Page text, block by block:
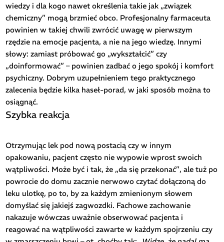
wiedzy i dla kogo nawet określenia takie jak „związek
chemiczny” mogą brzmieć obco. Profesjonalny farmaceuta
powinien w takiej chwili zwrócić uwagę w pierwszym
rzędzie na emocje pacjenta, a nie na jego wiedzę. Innymi
słowy: zamiast próbować go „wykształcić” czy
„doinformować” – powinien zadbać o jego spokój i komfort
psychiczny. Dobrym uzupełnieniem tego praktycznego
zalecenia będzie kilka haseł-porad, w jaki sposób można to
osiągnąć.
Szybka reakcja
Otrzymując lek pod nową postacią czy w innym
opakowaniu, pacjent często nie wypowie wprost swoich
wątpliwości. Może być i tak, że „da się przekonać”, ale tuż po
powrocie do domu zacznie nerwowo czytać dołączoną do
leku ulotkę, po to, by za każdym zmienionym słowem
domyślać się jakiejś zagwozdki. Fachowe zachowanie
nakazuje wówczas uważnie obserwować pacjenta i
reagować na wątpliwości zawarte w każdym spojrzeniu czy